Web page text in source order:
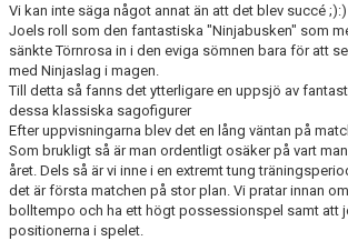
Vi kan inte säga något annat än att det blev succé
Joels roll som den fantastiska "Ninjabusken" som
sänkte Törnrosa in i den eviga sömnen bara för att
med Ninjaslag i magen.
Till detta så fanns det ytterligare en uppsjö av
dessa klassiska sagofigurer
Efter uppvisningarna blev det en lång väntan på
Som brukligt så är man ordentligt osäker på vart
året. Dels så är vi inne i en extremt tung
det är första matchen på stor plan. Vi pratar innan
bolltempo och ha ett högt possessionspel samt att
positionerna i spelet.